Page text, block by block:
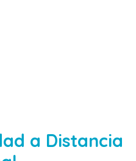
a Distancia